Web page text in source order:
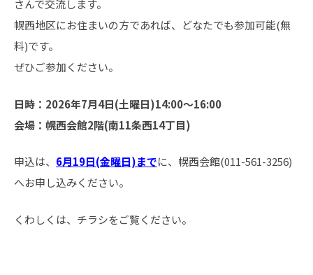
さんで交流します。
幌西地区にお住まいの方であれば、どなたでも参加可能(無
料)です。
ぜひご参加ください。
日時：2026年7月4日(土曜日)14:00～16:00
会場：幌西会館2階(南11条西14丁目)
申込は、 6月19日(金曜日)までに、幌西会館(011-561-3256)
へお申し込みください。
くわしくは、チラシをご覧ください。